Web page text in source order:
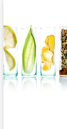
content